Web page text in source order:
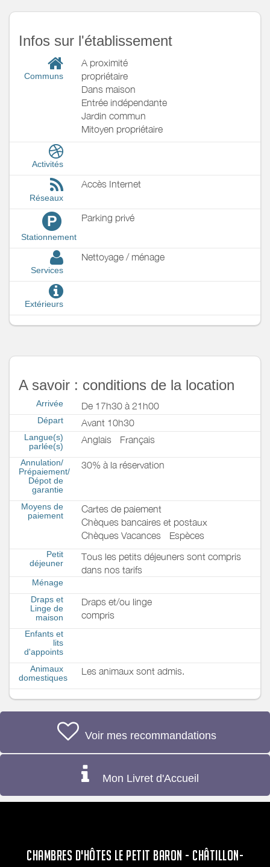
Infos sur l'établissement
Communs
A proximité
propriétaire
Dans maison
Entrée indépendante
Jardin commun
Mitoyen propriétaire
Activités
Réseaux
Accès Internet
P
Stationnement
Parking privé
Services
Nettoyage / ménage
Extérieurs
A savoir : conditions de la location
Arrivée De 17h30 à 21h00
Départ Avant 10h30
Langue(s)
parlée(s)
Anglais Français
Annulation/
Prépaiement/
Dépot de
garantie
30% à la réservation
Moyens de
paiement
Cartes de paiement
Chèques bancaires et postaux
Chèques Vacances
Espèces
Petit
déjeuner
Tous les petits déjeuners sont compris
dans nos tarifs
Ménage
Draps et
Linge de
maison
Draps et/ou linge
compris
Enfants et
lits
d'appoints
Animaux
domestiques
Les animaux sont admis.
Voir mes recommandations
Mon Livret d'Accueil
CHAMBRES D'HÔTES LE PETIT BARON - CHÂTILLON-